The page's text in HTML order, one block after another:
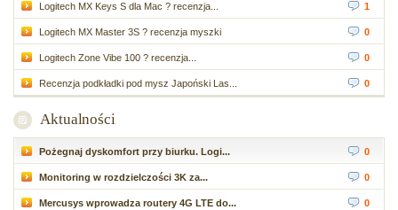
Logitech MX Keys S dla Mac ? recenzja... 1
Logitech MX Master 3S ? recenzja myszki 0
Logitech Zone Vibe 100 ? recenzja... 0
Recenzja podkładki pod mysz Japoński Las... 0
Aktualności
Pożegnaj dyskomfort przy biurku. Logi... 0
Monitoring w rozdzielczości 3K za... 0
Mercusys wprowadza routery 4G LTE do... 0